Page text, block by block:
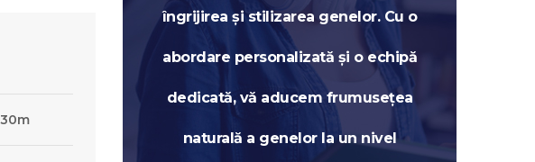
îngrijirea și stilizarea genelor. Cu o
abordare personalizată și o echipă
dedicată, vă aducem frumusețea
naturală a genelor la un nivel